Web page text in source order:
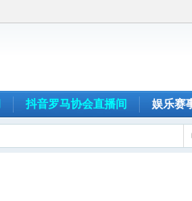
抖音罗马协会直播间 娱乐赛